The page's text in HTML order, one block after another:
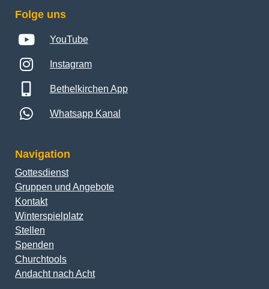
Folge uns
YouTube
Instagram
Bethelkirchen App
Whatsapp Kanal
Navigation
Gottesdienst
Gruppen und Angebote
Kontakt
Winterspielplatz
Stellen
Spenden
Churchtools
Andacht nach Acht